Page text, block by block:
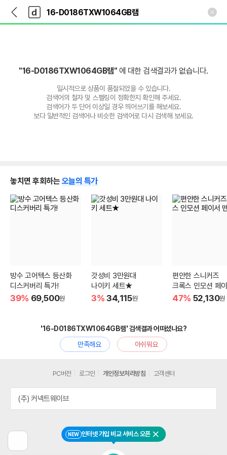
다
나
와
가
다
와
"16-D0186TXW1064GB램" 에 대한 검색결과가 없습니다.
일시적으로 상품이 품절되었을 수 있습니다.
검색어의 철자 및 스펠링이 정확한지 확인해 주세요.
검색어가 두 단어 이상일 경우 띄어쓰기를 해보세요.
보다 일반적인 검색어나 비슷한 검색어로 다시 검색해 보세요.
놓치면 후회하는 오늘의 특가
방수 고어텍스 등산화
디스커버리 특가!
39% 69,500원
갓성비 3만원대
나이키 세트★
3% 34,115원
편안한 스니커즈
크록스 인모션 페
47% 52,130원
'16-D0186TXW1064GB램' 검색결과 어떠셨나요?
만족해요
아쉬워요
전
NEW 인터넷 가입 비교 서비스 오픈 닫기
PC버전 로그인 개인정보처리방침 고객센터
(주) 커넥트웨이브